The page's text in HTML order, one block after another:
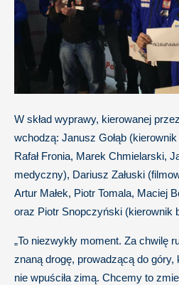
W skład wyprawy, kierowanej
wchodzą: Janusz Gołąb
Rafał Fronia, Marek Chmielarski,
medyczny), Dariusz Załuski
Artur Małek, Piotr Tomala, Maciej
oraz Piotr Snopczyński (kierownik
„To niezwykły moment. Za chwilę
znaną drogę, prowadzącą do
nie wpuściła zimą. Chcemy to